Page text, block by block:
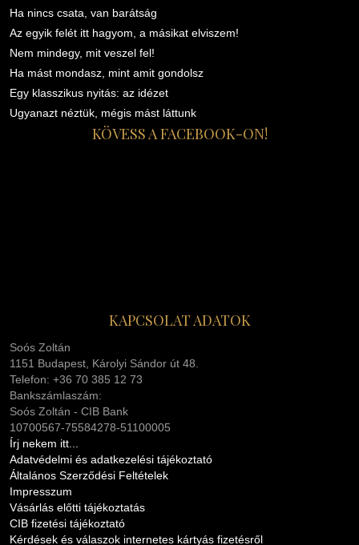
Ha nincs csata, van barátság
Az egyik felét itt hagyom, a másikat elviszem!
Nem mindegy, mit veszel fel!
Ha mást mondasz, mint amit gondolsz
Egy klasszikus nyitás: az idézet
Ugyanazt néztük, mégis mást láttunk
KÖVESS A FACEBOOK-ON!
KAPCSOLAT ADATOK
Soós Zoltán
1151 Budapest, Károlyi Sándor út 48.
Telefon: +36 70 385 12 73
Bankszámlaszám:
Soós Zoltán - CIB Bank
10700567-75584278-51100005
Írj nekem itt...
Adatvédelmi és adatkezelési tájékoztató
Általános Szerződési Feltételek
Impresszum
Vásárlás előtti tájékoztatás
CIB fizetési tájékoztató
Kérdések és válaszok internetes kártyás fizetésről